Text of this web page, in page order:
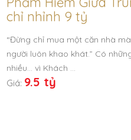
chỉ nhỉnh 9 tỷ
“Đừng chỉ mua một căn nhà
người luôn khao khát.” Có
nhiều… vì Khách …
Giá: 9.5 tỷ